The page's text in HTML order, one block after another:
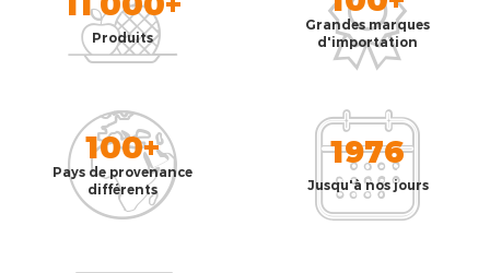
Produits
Grandes marques
d'importation
100+
Pays de provenance
différents
1976
Jusqu'à nos jours